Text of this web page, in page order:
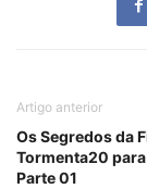
Artigo anterior
Os Segredos da
Tormenta20
Parte 01